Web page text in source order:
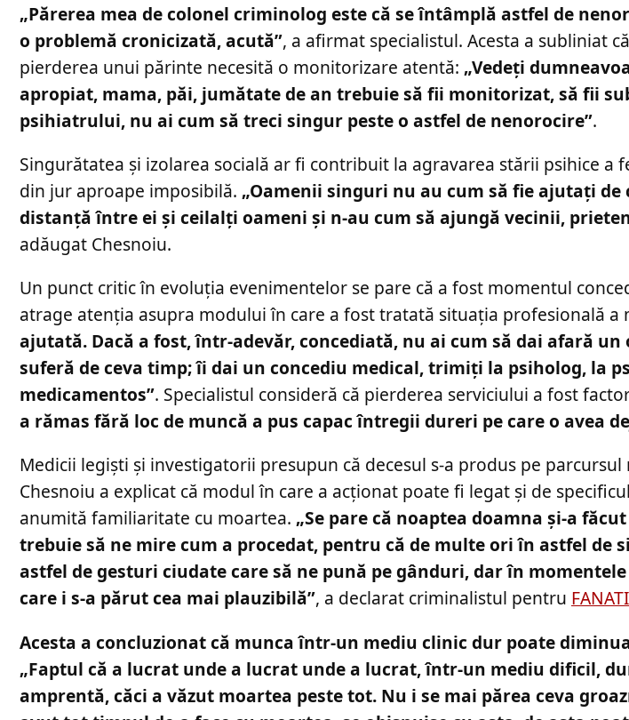
„Părerea mea de colonel criminolog este că se întâmplă astfel de
o problemă cronicizată, acută”, a afirmat specialistul. Acesta a subliniat
pierderea unui părinte necesită o monitorizare atentă: „Vedeți
apropiat, mama, păi, jumătate de an trebuie să fii monitorizat, să fii
psihiatrului, nu ai cum să treci singur peste o astfel de nenorocire”.
Singurătatea și izolarea socială ar fi contribuit la agravarea stării psihice a
din jur aproape imposibilă. „Oamenii singuri nu au cum să fie ajutați de
distanță între ei și ceilalți oameni și n-au cum să ajungă vecinii,
adăugat Chesnoiu.
Un punct critic în evoluția evenimentelor se pare că a fost momentul
atrage atenția asupra modului în care a fost tratată situația profesională a
ajutată. Dacă a fost, într-adevăr, concediată, nu ai cum să dai afară
suferă de ceva timp; îi dai un concediu medical, trimiți la psiholog, la
medicamentos”. Specialistul consideră că pierderea serviciului a fost
a rămas fără loc de muncă a pus capac întregii dureri pe care o avea
Medicii legiști și investigatorii presupun că decesul s-a produs pe
Chesnoiu a explicat că modul în care a acționat poate fi legat și de
anumită familiaritate cu moartea. „Se pare că noaptea doamna și-a
trebuie să ne mire cum a procedat, pentru că de multe ori în astfel de
astfel de gesturi ciudate care să ne pună pe gânduri, dar în
care i s-a părut cea mai plauzibilă”, a declarat criminalistul pentru
Acesta a concluzionat că munca într-un mediu clinic dur poate
„Faptul că a lucrat unde a lucrat unde a lucrat, într-un mediu dificil,
amprentă, căci a văzut moartea peste tot. Nu i se mai părea ceva